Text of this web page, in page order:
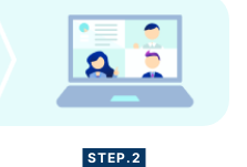
STEP.2